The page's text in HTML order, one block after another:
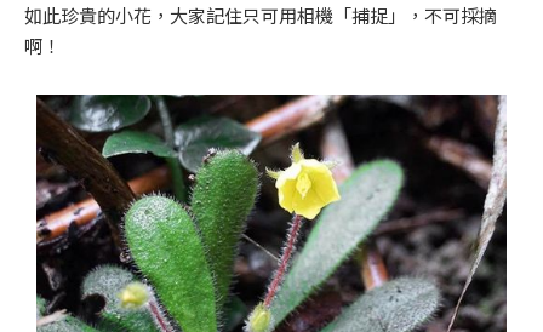
如此珍貴的小花，大家記住只可用相機「捕捉」，不可採摘
啊！